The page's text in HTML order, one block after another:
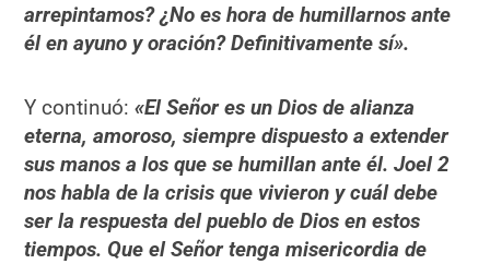
arrepintamos? ¿No es hora de humillarnos ante
él en ayuno y oración? Definitivamente sí».
Y continuó:«El Señor es un Dios de alianza
eterna, amoroso, siempre dispuesto a extender
sus manos a los que se humillan ante él. Joel 2
nos habla de la crisis que vivieron y cuál debe
ser la respuesta del pueblo de Dios en estos
tiempos. Que el Señor tenga misericordia de